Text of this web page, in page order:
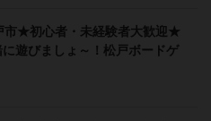
市★初心者・未経験者大歓迎★
遊びましょ～！松戸ボードゲ